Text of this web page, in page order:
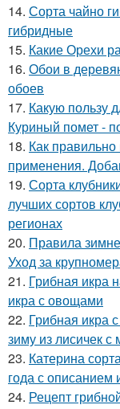
14. Сорта чайно
гибридные
15. Какие Орехи
16. Обои в
обоев
17. Какую пользу
Куриный помет -
18. Как правильно
применения.
19. Сорта
лучших сортов
регионах
20. Правила
Уход за
21. Грибная икра
икра с овощами
22. Грибная икра
зиму из лисичек
23. Катерина
года с описанием
24. Рецепт